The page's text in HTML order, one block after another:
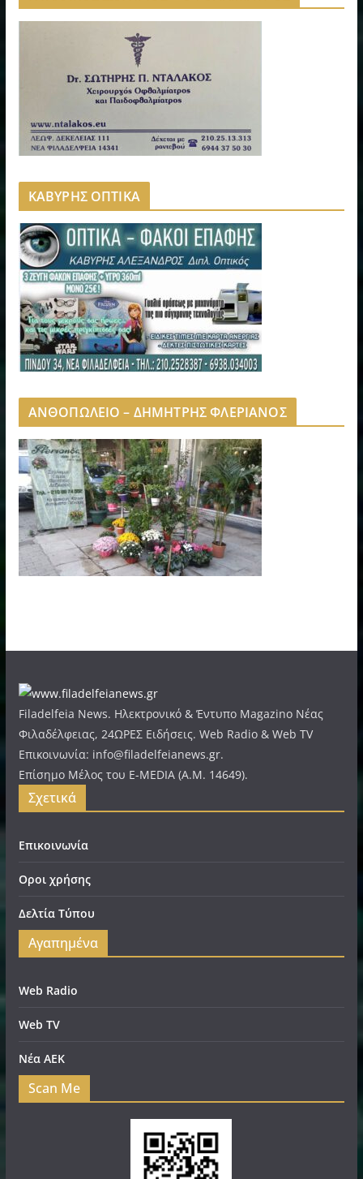
ΚΑΒΥΡΗΣ ΟΠΤΙΚΑ
ΑΝΘΟΠΩΛΕΙΟ – ΔΗΜΗΤΡΗΣ ΦΛΕΡΙΑΝΟΣ
Filadelfeia News. Ηλεκτρονικό & Έντυπο Magazino Νέας
Φιλαδέλφειας, 24ΩΡΕΣ Ειδήσεις. Web Radio & Web TV
Επικοινωνία: info@filadelfeianews.gr.
Επίσημο Μέλος του E-MEDIA (A.M. 14649).
Σχετικά
Επικοινωνία
Οροι χρήσης
Δελτία Τύπου
Αγαπημένα
Web Radio
Web TV
Νέα ΑΕΚ
Scan Me